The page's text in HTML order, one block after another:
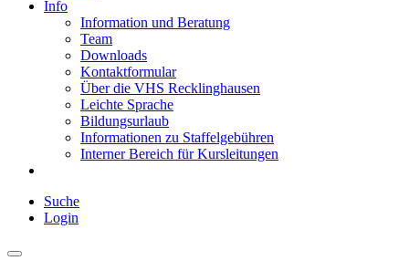
Info
Information und Beratung
Team
Downloads
Kontaktformular
Über die VHS Recklinghausen
Leichte Sprache
Bildungsurlaub
Informationen zu Staffelgebühren
Interner Bereich für Kursleitungen
Suche
Login